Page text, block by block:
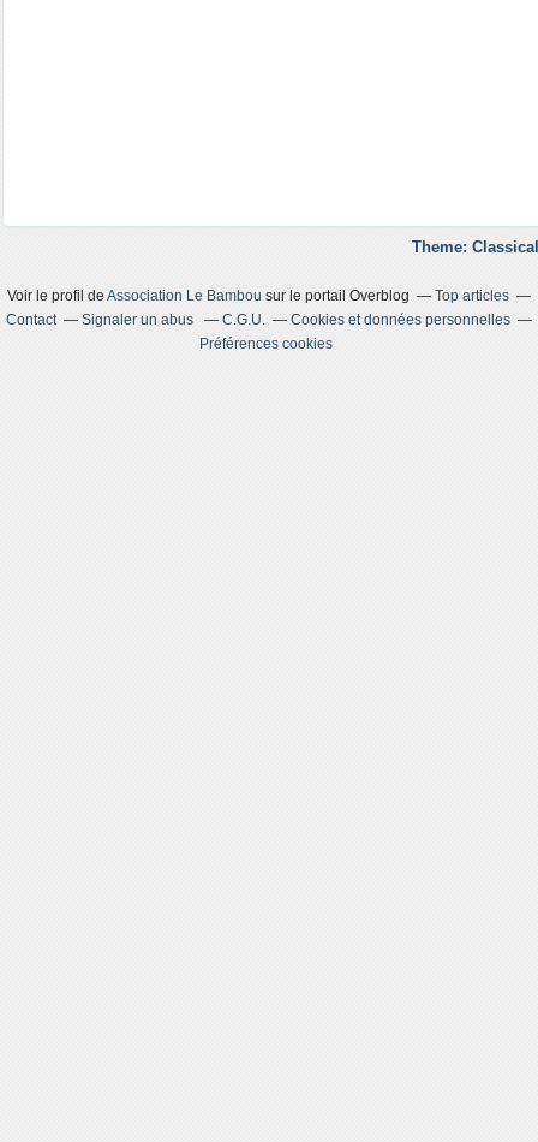
Theme:
Voir le profil deAssociation Le Bambou sur le portail Overblog
Top articles
Contact
Signaler un abus C.G.U.
Cookies et données personnelles
Préférences cookies